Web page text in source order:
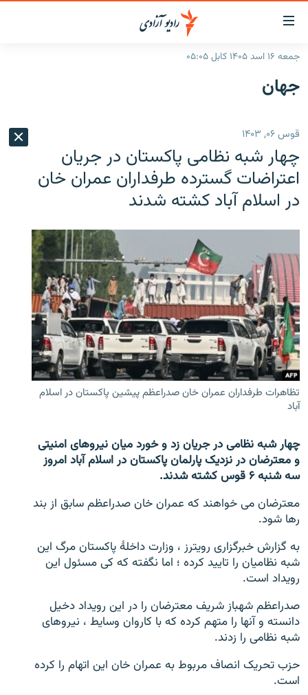
لینک‌های
قابل
دسترسی
به
بازگشت
منوی
اصلی
مراجعه
صفحه
گزارش‌ها
منطقه
شرق میانه
جهان
افغانستان
جهان
جدول نشرات
مصاحبه‌ها
برنامه‌ها
بحران مهاجرت
'کووید-۱۹'
تماس
صفحه پشتو
Azadi English
همۀ سایت‌های رادیو آزادی/ رادیو اروپای آزاد
جمعه ۱۶ اسد ۱۴۰۵ کابل ۰۵:۰۵
جهان
قوس ۰۶, ۱۴۰۳
چهار شبه نظامی پاکستان در جریان
اعتراضات گسترده طرفداران عمران خان
در اسلام آباد کشته شدند
تظاهرات طرفداران عمران خان صدراعظم پیشین پاکستان در اسلام
آباد
چهار شبه نظامی در جریان زد و خورد میان نیروهای امنیتی
و معترضان در نزدیک پارلمان پاکستان در اسلام آباد امروز
سه شنبه ۶ قوس کشته شدند.
معترضان می خواهند که عمران خان صدراعظم سابق از بند
رها شود.
به گزارش خبرگزاری رویترز ، وزارت داخلۀ پاکستان مرگ این
شبه نظامیان را تایید کرده ؛ اما نگفته که کی مسئول این
رویداد است.
صدراعظم شهباز شریف معترضان را در این رویداد دخیل
دانسته و آنها را متهم کرده که با کاروان وسایط ، نیروهای
شبه نظامی را زدند.
حزب تحریک انصاف مربوط به عمران خان این اتهام را کرده
است.